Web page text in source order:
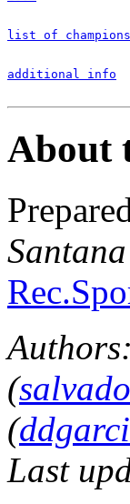
list of champions
additional info
About
Santana
(
(
Last